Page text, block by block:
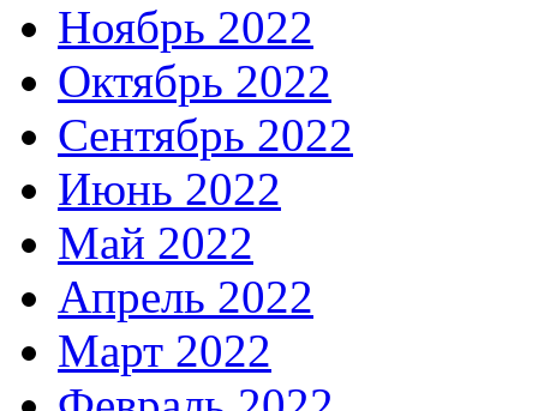
Ноябрь 2022
Октябрь 2022
Сентябрь 2022
Июнь 2022
Май 2022
Апрель 2022
Март 2022